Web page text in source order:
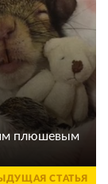
плюшевым
СТАТЬЯ